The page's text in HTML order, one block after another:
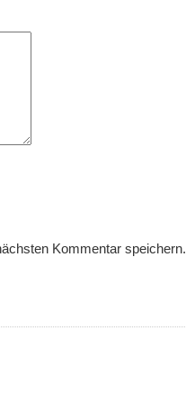
Kommentar speichern.